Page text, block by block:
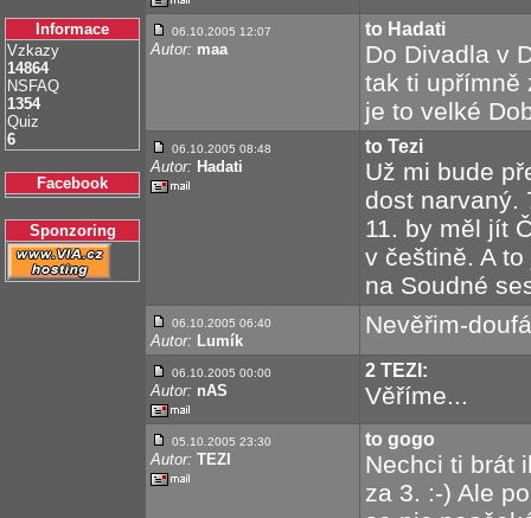
Informace
Vzkazy
14864
NSFAQ
1354
Quiz
6
Facebook
Sponzoring
06.10.2005 12:07
Autor: maa
to Hadati
Do Divadla v
tak ti upřímně
je to velké
06.10.2005 08:48
Autor: Hadati
to Tezi
Už mi bude
dost narvaný.
11. by měl jít
v češtině. A
na Soudné
06.10.2005 06:40
Autor: Lumík
Nevěřim-
06.10.2005 00:00
Autor: nAS
2 TEZI:
Věříme...
05.10.2005 23:30
Autor: TEZI
to gogo
Nechci ti brát
za 3. :-) Ale